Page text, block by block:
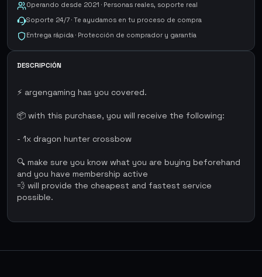
Operando desde 2021 · Personas reales, soporte real
Soporte 24/7 · Te ayudamos en tu proceso de compra
Entrega rápida · Protección de comprador y garantía
DESCRIPCIÓN
⚡ argengaming has you covered.
📦 with this purchase, you will receive the following:
- 1x dragon hunter crossbow
🔍 make sure you know what you are buying beforehand
and you have membership active
💨 will provide the cheapest and fastest service
possible.